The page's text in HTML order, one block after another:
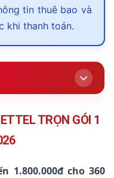
tin thuê bao và
khi thanh toán.
TRỌN GÓI 1
1.800.000đ cho 360